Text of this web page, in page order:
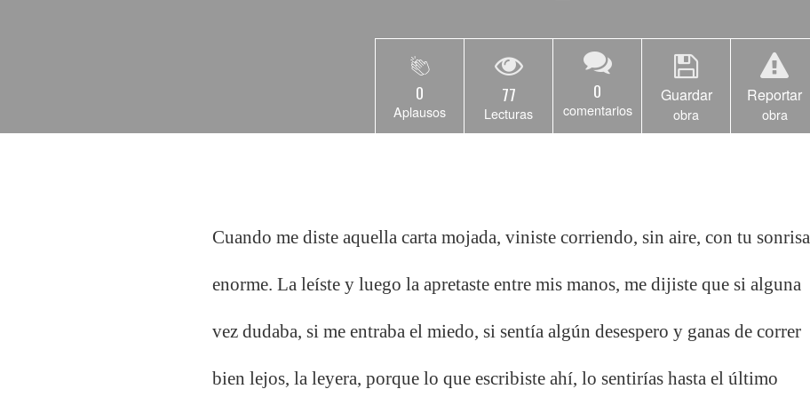
0
Aplausos
77
Lecturas
0
comentarios
Guardar
obra
Reportar
obra
Cuando me diste aquella carta mojada, viniste corriendo, sin aire, con tu sonrisa
enorme. La leíste y luego la apretaste entre mis manos, me dijiste que si alguna
vez dudaba, si me entraba el miedo, si sentía algún desespero y ganas de correr
bien lejos, la leyera, porque lo que escribiste ahí, lo sentirías hasta el último